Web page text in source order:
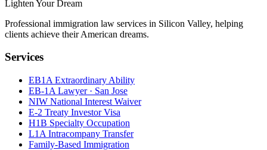
Lighten Your Dream
Professional immigration law services in Silicon Valley, helping
clients achieve their American dreams.
Services
EB1A Extraordinary Ability
EB-1A Lawyer · San Jose
NIW National Interest Waiver
E-2 Treaty Investor Visa
H1B Specialty Occupation
L1A Intracompany Transfer
Family-Based Immigration